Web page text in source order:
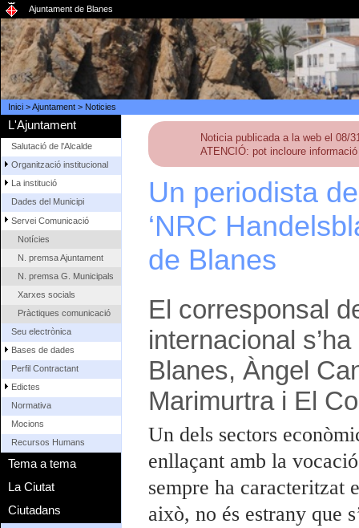
Ajuntament de Blanes
Inici>Ajuntament> Noticies
L'Ajuntament
Salutació de l'Alcalde
Organització institucional
La institució
Dades del Municipi
Servei Comunicació
Notícies
N. premsa Ajuntament
N. premsa G. Municipals
Xarxes socials
Pràctiques comunicació
Seu electrònica
Bases de dades
Perfil Contractant
Edictes
Normativa
Mocions
Recursos Humans
Tema a tema
La Ciutat
Ciutadans
Noticia publicada a la web el 08/
ATENCIÓ: pot incloure
Un periodista
‘NRC
de Blanes
El corresponsal
internacional
Blanes, Àngel
Marimurtra i El
Un dels sectors
enllaçant amb la
sempre ha caracteritzat
això, no és estrany que